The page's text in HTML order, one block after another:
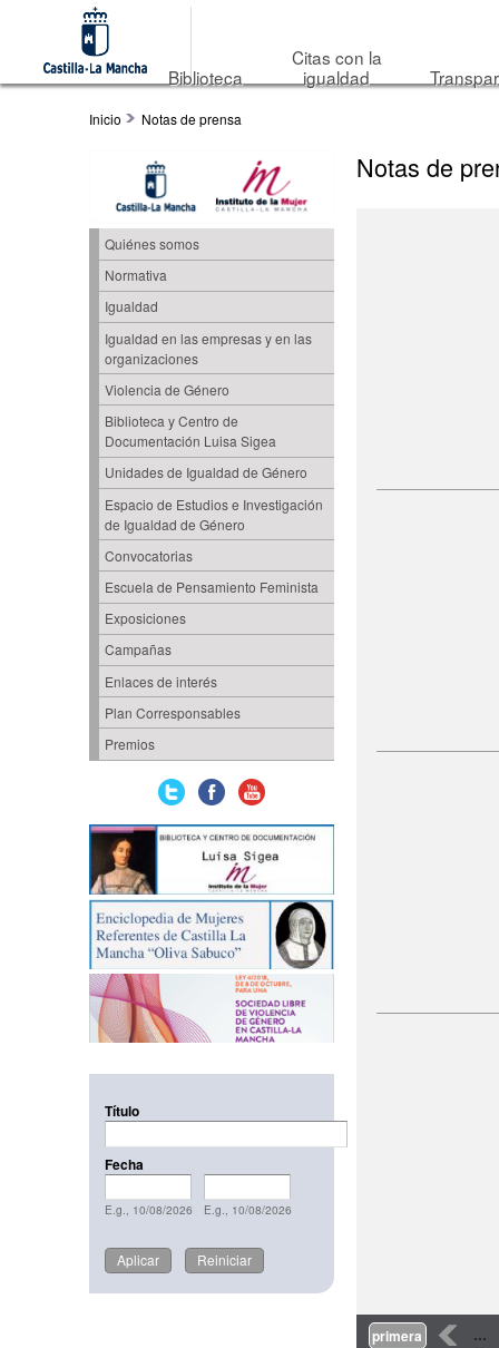
Biblioteca
Citas con la
igualdad
Inicio Notas de prensa
Quiénes somos
Normativa
Igualdad
Igualdad en las empresas y en las
organizaciones
Violencia de Género
Biblioteca y Centro de
Documentación Luisa Sigea
Unidades de Igualdad de Género
Espacio de Estudios e Investigación
de Igualdad de Género
Convocatorias
Escuela de Pensamiento Feminista
Exposiciones
Campañas
Enlaces de interés
Plan Corresponsables
Premios
Título
Fecha
E.g., 10/08/2026 E.g., 10/08/2026
Notas de
Páginas
primera ‹
…